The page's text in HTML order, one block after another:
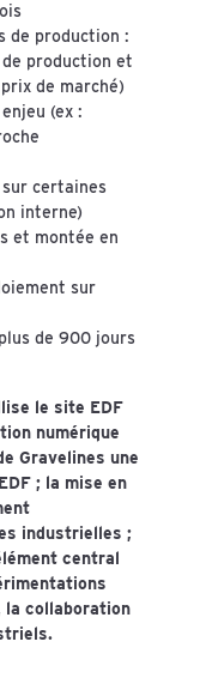
de production :
production et
de marché)
(ex :
certaines
interne)
et montée en
sur
de 900 jours
le site EDF
numérique
Gravelines une
; la mise en
industrielles ;
central
la collaboration